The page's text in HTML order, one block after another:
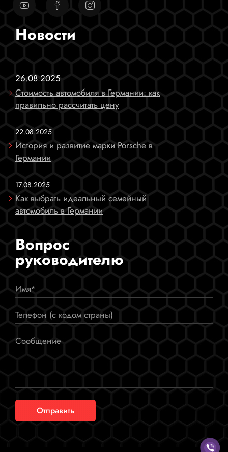
Новости
26.08.2025
Стоимость автомобиля в Германии: как
правильно рассчитать цену
22.08.2025
История и развитие марки Porsche в
Германии
17.08.2025
Как выбрать идеальный семейный
автомобиль в Германии
Вопрос
руководителю